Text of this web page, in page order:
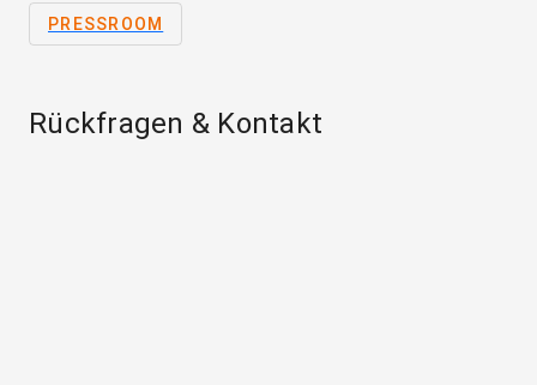
PRESSROOM
Rückfragen & Kontakt